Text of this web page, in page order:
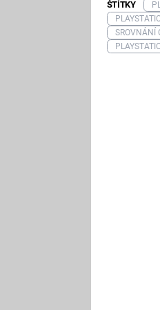
ŠTÍTKY
SROVNÁNÍ